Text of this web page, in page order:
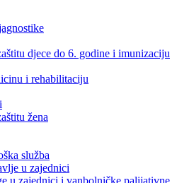
djece do 6. godine i imunizaciju
i rehabilitaciju
žena
služba
u zajednici